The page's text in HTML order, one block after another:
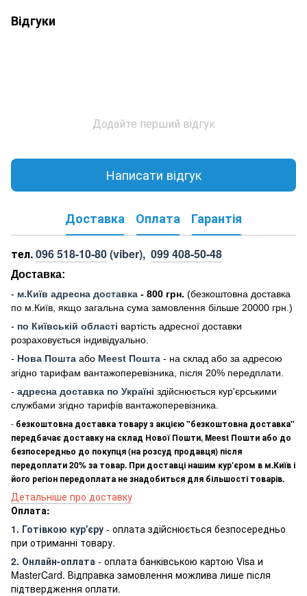
Відгуки
Додайте перший відгук
Написати відгук
Доставка Оплата Гарантія
тел.096 518-10-80(viber), 099 408-50-48
Доставка:
- м.Київ адресна доставка - 800 грн. (безкоштовна доставка
по м.Київ, якщо загальна сума замовлення більше 20000 грн .)
- по Київській області вартість адресної доставки
розраховується індивідуально.
- Нова Пошта або Meest Пошта - на склад або за адресою
згідно тарифам вантажоперевізника, після 20% передплати.
- адресна доставка по Україні здійснюється кур'єрськими
службами згідно тарифів вантажоперевізника.
- безкоштовна доставка товару з акцією "безкоштовна доставка"
передбачає доставку на склад Нової Пошти, Meest Пошти або до
безпосередньо до покупця (на розсуд продавця) після
передоплати 20% за товар. При доставці нашим кур'єром в м.Київ і
його регіон передоплата не знадобиться для більшості товарів.
Детальніше про доставку
Оплата:
1. Готівкою кур'єру - оплата здійснюється безпосередньо
при отриманні товару.
2. Онлайн-оплата - оплата банківською картою Visa и
MasterCard. Відправка замовлення можлива лише після
підтвердження оплати.